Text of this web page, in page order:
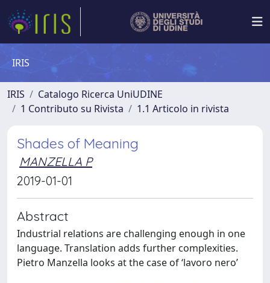
IRIS
IRIS
Catalogo Ricerca UniUDINE
1 Contributo su Rivista
1.1 Articolo in rivista
Shades of Meaning
MANZELLA P
2019-01-01
Abstract
Industrial relations are challenging enough in one
language. Translation adds further complexities.
Pietro Manzella looks at the case of ‘lavoro nero’